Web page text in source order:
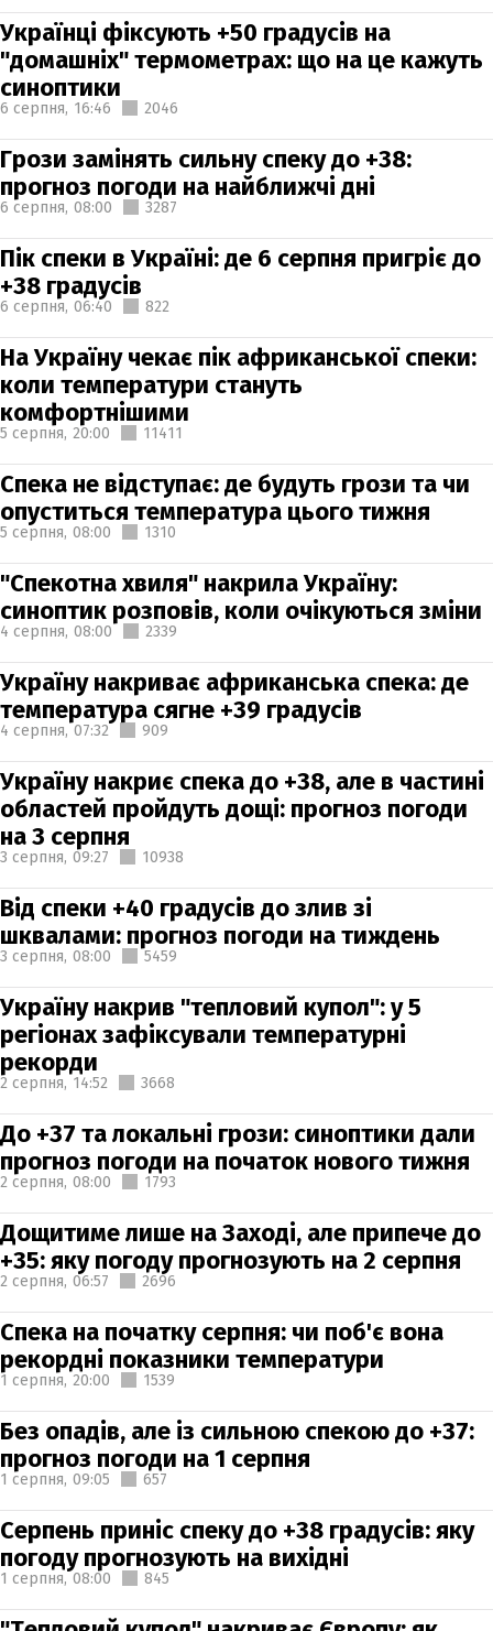
Українці фіксують +50 градусів на
"домашніх" термометрах: що на це кажуть
синоптики
6 серпня, 16:46 2046
Грози замінять сильну спеку до +38:
прогноз погоди на найближчі дні
6 серпня, 08:00 3287
Пік спеки в Україні: де 6 серпня пригріє до
+38 градусів
6 серпня, 06:40 822
На Україну чекає пік африканської спеки:
коли температури стануть
комфортнішими
5 серпня, 20:00 11411
Спека не відступає: де будуть грози та чи
опуститься температура цього тижня
5 серпня, 08:00 1310
"Спекотна хвиля" накрила Україну:
синоптик розповів, коли очікуються зміни
4 серпня, 08:00 2339
Україну накриває африканська спека: де
температура сягне +39 градусів
4 серпня, 07:32 909
Україну накриє спека до +38, але в частині
областей пройдуть дощі: прогноз погоди
на 3 серпня
3 серпня, 09:27 10938
Від спеки +40 градусів до злив зі
шквалами: прогноз погоди на тиждень
3 серпня, 08:00 5459
Україну накрив "тепловий купол": у 5
регіонах зафіксували температурні
рекорди
2 серпня, 14:52 3668
До +37 та локальні грози: синоптики дали
прогноз погоди на початок нового тижня
2 серпня, 08:00 1793
Дощитиме лише на Заході, але припече до
+35: яку погоду прогнозують на 2 серпня
2 серпня, 06:57 2696
Спека на початку серпня: чи поб'є вона
рекордні показники температури
1 серпня, 20:00 1539
Без опадів, але із сильною спекою до +37:
прогноз погоди на 1 серпня
1 серпня, 09:05 657
Серпень приніс спеку до +38 градусів: яку
погоду прогнозують на вихідні
1 серпня, 08:00 845